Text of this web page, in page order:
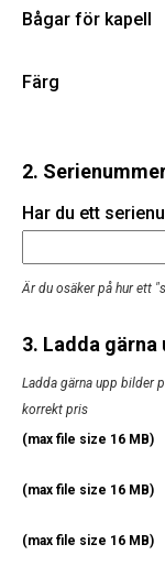
Bågar för kapell
Färg
2.
Har du ett
Är du osäker på hur ett
3. Ladda gärna
Ladda gärna upp bilder
korrekt pris
(max file size 16 MB)
(max file size 16 MB)
(max file size 16 MB)